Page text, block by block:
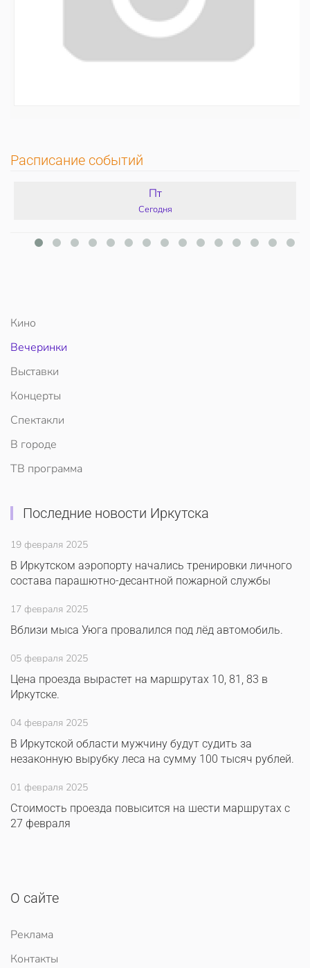
Расписание событий
Пт
Сегодня
Кино
Вечеринки
Выставки
Концерты
Спектакли
В городе
ТВ программа
Последние новости Иркутска
19 февраля 2025
В Иркутском аэропорту начались тренировки личного
состава парашютно-десантной пожарной службы
17 февраля 2025
Вблизи мыса Уюга провалился под лёд автомобиль.
05 февраля 2025
Цена проезда вырастет на маршрутах 10, 81, 83 в
Иркутске.
04 февраля 2025
В Иркутской области мужчину будут судить за
незаконную вырубку леса на сумму 100 тысяч рублей.
01 февраля 2025
Стоимость проезда повысится на шести маршрутах с
27 февраля
О сайте
Реклама
Контакты